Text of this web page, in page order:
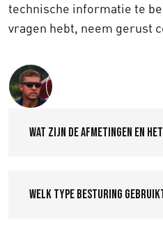
technische informatie te
vragen hebt, neem gerust
Wat zijn de afmetingen en
Welk type besturing gebruikt